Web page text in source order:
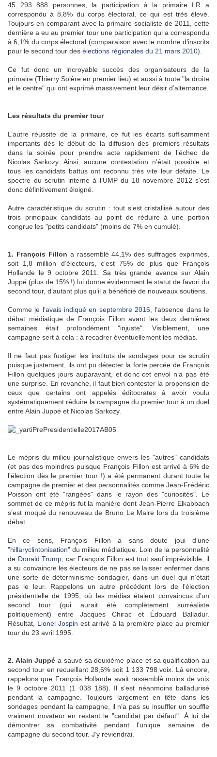
45 293 888 personnes, la participation à la primaire LR a
correspondu à 8,8% du corps électoral, ce qui est très élevé.
Toujours en comparant avec la primaire socialiste de 2011, cette
dernière a eu au premier tour une participation qui a correspondu
à 6,1% du corps électoral (comparaison avec le nombre d’inscrits
pour le second tour des élections régionales du 21 mars 2010).
Ce fut donc un incroyable succès des organisateurs de la
primaire (Thierry Solère en premier lieu) et aussi à toute "la droite
et le centre" qui ont exprimé massivement leur désir d’alternance.
Les résultats du premier tour
L’autre réussite de la primaire, ce fut les écarts suffisamment
importants dès le début de la diffusion des premiers résultats
dans la soirée pour prendre acte rapidement de l’échec de
Nicolas Sarkozy. Ainsi, aucune contestation n’était possible et
tous les candidats battus ont reconnu très vite leur défaite. Le
spectre du scrutin interne à l’UMP du 18 novembre 2012 s’est
donc définitivement éloigné.
Autre caractéristique du scrutin : tout s’est cristallisé autour des
trois principaux candidats au point de réduire à une portion
congrue les "petits candidats" (moins de 7% en cumulé).
1. François Fillon a rassemblé 44,1% des suffrages exprimés,
soit 1,8 million d’électeurs, c’est 75% de plus que François
Hollande le 9 octobre 2011. Sa très grande avance sur Alain
Juppé (plus de 15% !) lui donne évidemment le statut de favori du
second tour, d’autant plus qu’il a bénéficié de nouveaux soutiens.
Comme je l’avais indiqué en septembre 2016 , l’absence dans le
débat médiatique de François Fillon avant les deux dernières
semaines était profondément "injuste". Visiblement, une
campagne sert à cela : à recadrer éventuellement les médias.
Il ne faut pas fustiger les instituts de sondages pour ce scrutin
puisque justement, ils ont pu détecter la forte percée de François
Fillon quelques jours auparavant, et donc cet envol n’a pas été
une surprise. En revanche, il faut bien contester la propension de
ceux que certains ont appelés éditocrates à avoir voulu
systématiquement réduire la campagne du premier tour à un duel
entre Alain Juppé et Nicolas Sarkozy.
Le mépris du milieu journalistique envers les "autres" candidats
(et pas des moindres puisque François Fillon est arrivé à 6% de
l’élection dès le premier tour !) a été permanent durant toute la
campagne de premier et des personnalités comme Jean-Frédéric
Poisson ont été "rangées" dans le rayon des "curiosités". Le
sommet de ce mépris fut la manière dont Jean-Pierre Elkabbach
s’est moqué du renouveau de Bruno Le Maire lors du troisième
débat.
En ce sens, François Fillon a sans doute joui d’une
"hillaryclintonisation" du milieu médiatique. Loin de la personnalité
de Donald Trump , car François Fillon est tout sauf imprévisible, il
a su convaincre les électeurs de ne pas se laisser enfermer dans
une sorte de déterminisme sondagier, dans un duel qui n’était
pas le leur. Rappelons un autre précédent lors de l’élection
présidentielle de 1995, où les médias étaient convaincus d’un
second tour (qui aurait été complètement surréaliste
politiquement) entre Jacques Chirac et Édouard Balladur.
Résultat, Lionel Jospin est arrivé à la première place au premier
tour du 23 avril 1995.
2. Alain Juppé a sauvé sa deuxième place et sa qualification au
second tour en recueillant 28,6% soit 1 133 798 voix. Là encore,
rappelons que François Hollande avait rassemblé moins de voix
le 9 octobre 2011 (1 038 188). Il s’est néanmoins balladurisé
pendant la campagne. Toujours largement en tête dans les
sondages pendant la campagne, il n’a pas su insuffler un souffle
vraiment novateur en restant le "candidat par défaut". À lui de
démontrer sa combativité pendant l’unique semaine de
campagne du second tour. J’y reviendrai.